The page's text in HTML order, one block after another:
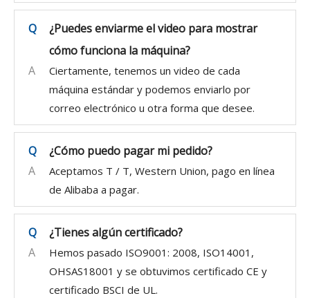
Q
¿Puedes enviarme el video para mostrar
cómo funciona la máquina?
A
Ciertamente, tenemos un video de cada
máquina estándar y podemos enviarlo por
correo electrónico u otra forma que desee.
Q
¿Cómo puedo pagar mi pedido?
A
Aceptamos T / T, Western Union, pago en línea
de Alibaba a pagar.
Q
¿Tienes algún certificado?
A
Hemos pasado ISO9001: 2008, ISO14001,
OHSAS18001 y se obtuvimos certificado CE y
certificado BSCI de UL.